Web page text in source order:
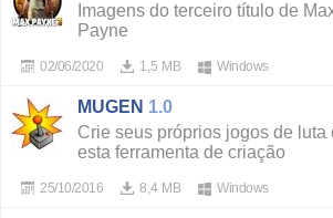
Imagens do terceiro título de
Payne
1,5 MB
02/06/2020 Windows
MUGEN 1.0
Crie seus próprios jogos de luta
esta ferramenta de criação
8,4 MB
25/10/2016 Windows